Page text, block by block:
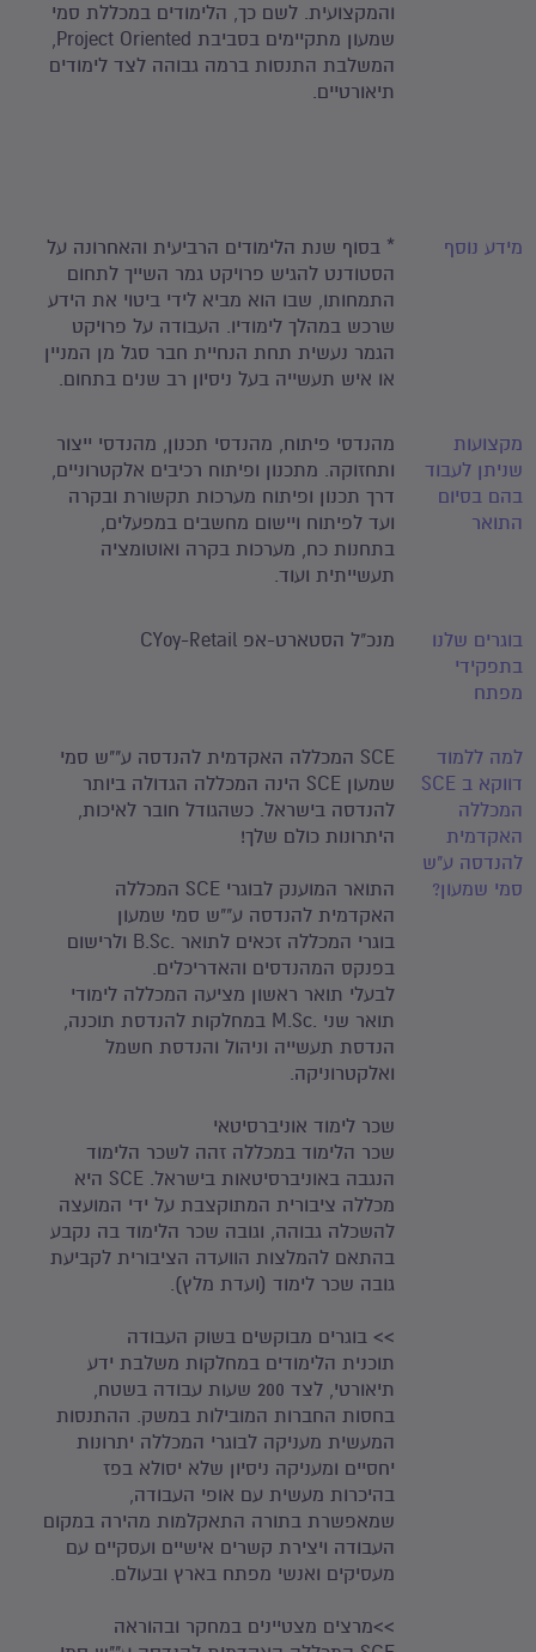
והמקצועית. לשם כך, הלימודים במכללת סמי
שמעון מתקיימים בסביבת Project Oriented,
המשלבת התנסות ברמה גבוהה לצד לימודים
תיאורטיים.
מידע נוסף
* בסוף שנת הלימודים הרביעית והאחרונה על
הסטודנט להגיש פרויקט גמר השייך לתחום
התמחותו, שבו הוא מביא לידי ביטוי את הידע
שרכש במהלך לימודיו. העבודה על פרויקט
הגמר נעשית תחת הנחיית חבר סגל מן המניין
או איש תעשייה בעל ניסיון רב שנים בתחום.
מקצועות
שניתן לעבוד
בהם בסיום
התואר
מהנדסי פיתוח, מהנדסי תכנון, מהנדסי ייצור
ותחזוקה. מתכנון ופיתוח רכיבים אלקטרוניים,
דרך תכנון ופיתוח מערכות תקשורת ובקרה
ועד לפיתוח ויישום מחשבים במפעלים,
בתחנות כח, מערכות בקרה ואוטומציה
תעשייתית ועוד.
בוגרים שלנו
בתפקידי
מפתח
מנכ"ל הסטארט-אפ CYoy-Retail
למה ללמוד
דווקא ב SCE
המכללה
האקדמית
להנדסה ע"ש
סמי שמעון?
SCE המכללה האקדמית להנדסה ע""ש סמי
שמעון SCE הינה המכללה הגדולה ביותר
להנדסה בישראל. כשהגודל חובר לאיכות,
היתרונות כולם שלך!
התואר המוענק לבוגרי SCE המכללה
האקדמית להנדסה ע""ש סמי שמעון
בוגרי המכללה זכאים לתואר .B.Sc ולרישום
בפנקס המהנדסים והאדריכלים.
לבעלי תואר ראשון מציעה המכללה לימודי
תואר שני .M.Sc במחלקות להנדסת תוכנה,
הנדסת תעשייה וניהול והנדסת חשמל
ואלקטרוניקה.
שכר לימוד אוניברסיטאי
שכר הלימוד במכללה זהה לשכר הלימוד
הנגבה באוניברסיטאות בישראל. SCE היא
מכללה ציבורית המתוקצבת על ידי המועצה
להשכלה גבוהה, וגובה שכר הלימוד בה נקבע
בהתאם להמלצות הוועדה הציבורית לקביעת
גובה שכר לימוד (ועדת מלץ).
>> בוגרים מבוקשים בשוק העבודה
תוכנית הלימודים במחלקות משלבת ידע
תיאורטי, לצד 200 שעות עבודה בשטח,
בחסות החברות המובילות במשק. ההתנסות
המעשית מעניקה לבוגרי המכללה יתרונות
יחסיים ומעניקה ניסיון שלא יסולא בפז
בהיכרות מעשית עם אופי העבודה,
שמאפשרת בתורה התאקלמות מהירה במקום
העבודה ויצירת קשרים אישיים ועסקיים עם
מעסיקים ואנשי מפתח בארץ ובעולם.
>>מרצים מצטיינים במחקר ובהוראה